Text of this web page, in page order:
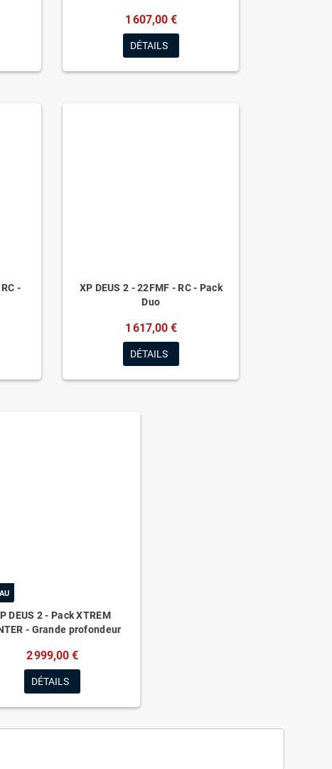
1 607,00 €
DÉTAILS
-
XP DEUS 2 - 22FMF - RC - Pack
Duo
1 617,00 €
DÉTAILS
DEUS 2 - Pack XTREM
- Grande profondeur
2 999,00 €
DÉTAILS